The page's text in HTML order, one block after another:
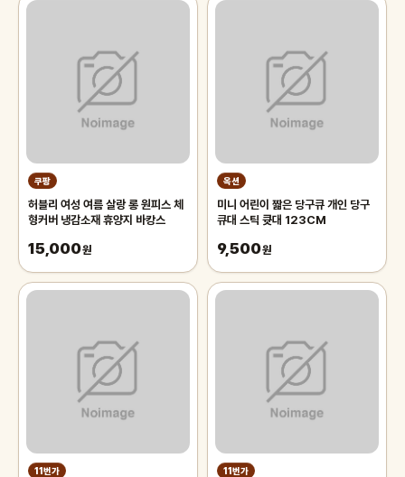
쿠팡
허블리 여성 여름 살랑 롱 원피스 체
형커버 냉감소재 휴양지 바캉스
15,000원
옥션
미니 어린이 짧은 당구큐 개인 당구
큐대 스틱 큣대 123CM
9,500원
11번가 11번가